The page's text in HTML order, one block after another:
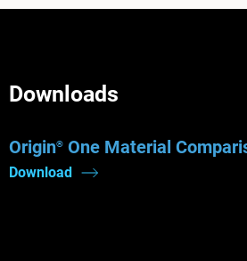
Downloads
Origin® One Material
Download